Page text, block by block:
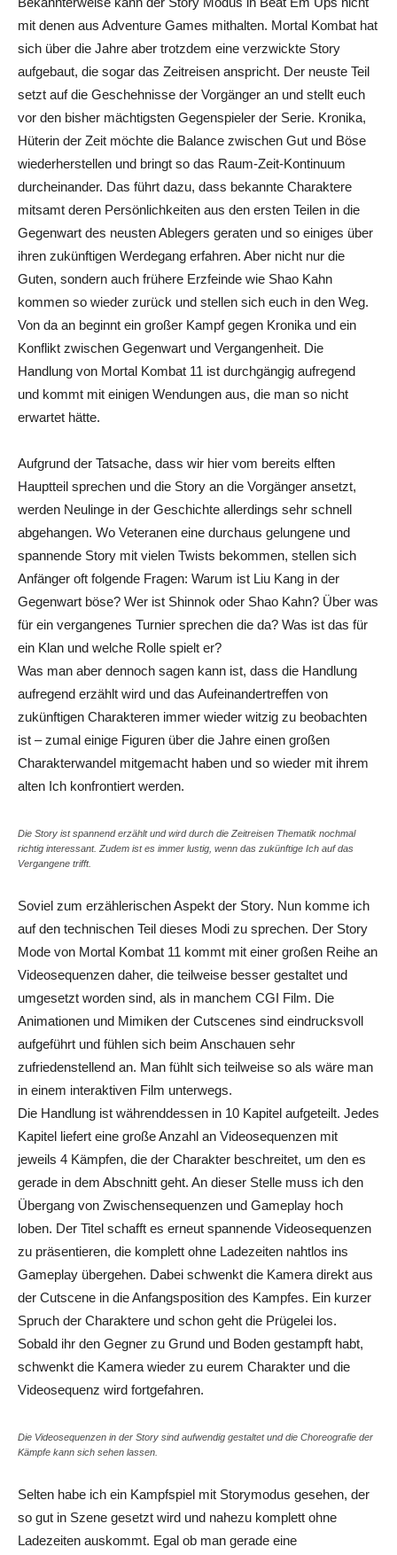
mit denen aus Adventure Games mithalten. Mortal Kombat hat
sich über die Jahre aber trotzdem eine verzwickte Story
aufgebaut, die sogar das Zeitreisen anspricht. Der neuste Teil
setzt auf die Geschehnisse der Vorgänger an und stellt euch
vor den bisher mächtigsten Gegenspieler der Serie. Kronika,
Hüterin der Zeit möchte die Balance zwischen Gut und Böse
wiederherstellen und bringt so das Raum-Zeit-Kontinuum
durcheinander. Das führt dazu, dass bekannte Charaktere
mitsamt deren Persönlichkeiten aus den ersten Teilen in die
Gegenwart des neusten Ablegers geraten und so einiges über
ihren zukünftigen Werdegang erfahren. Aber nicht nur die
Guten, sondern auch frühere Erzfeinde wie Shao Kahn
kommen so wieder zurück und stellen sich euch in den Weg.
Von da an beginnt ein großer Kampf gegen Kronika und ein
Konflikt zwischen Gegenwart und Vergangenheit. Die
Handlung von Mortal Kombat 11 ist durchgängig aufregend
und kommt mit einigen Wendungen aus, die man so nicht
erwartet hätte.
Aufgrund der Tatsache, dass wir hier vom bereits elften
Hauptteil sprechen und die Story an die Vorgänger ansetzt,
werden Neulinge in der Geschichte allerdings sehr schnell
abgehangen. Wo Veteranen eine durchaus gelungene und
spannende Story mit vielen Twists bekommen, stellen sich
Anfänger oft folgende Fragen: Warum ist Liu Kang in der
Gegenwart böse? Wer ist Shinnok oder Shao Kahn? Über was
für ein vergangenes Turnier sprechen die da? Was ist das für
ein Klan und welche Rolle spielt er?
Was man aber dennoch sagen kann ist, dass die Handlung
aufregend erzählt wird und das Aufeinandertreffen von
zukünftigen Charakteren immer wieder witzig zu beobachten
ist – zumal einige Figuren über die Jahre einen großen
Charakterwandel mitgemacht haben und so wieder mit ihrem
alten Ich konfrontiert werden.
Die Story ist spannend erzählt und wird durch die Zeitreisen Thematik nochmal
richtig interessant. Zudem ist es immer lustig, wenn das zukünftige Ich auf das
Vergangene trifft.
Soviel zum erzählerischen Aspekt der Story. Nun komme ich
auf den technischen Teil dieses Modi zu sprechen. Der Story
Mode von Mortal Kombat 11 kommt mit einer großen Reihe an
Videosequenzen daher, die teilweise besser gestaltet und
umgesetzt worden sind, als in manchem CGI Film. Die
Animationen und Mimiken der Cutscenes sind eindrucksvoll
aufgeführt und fühlen sich beim Anschauen sehr
zufriedenstellend an. Man fühlt sich teilweise so als wäre man
in einem interaktiven Film unterwegs.
Die Handlung ist währenddessen in 10 Kapitel aufgeteilt. Jedes
Kapitel liefert eine große Anzahl an Videosequenzen mit
jeweils 4 Kämpfen, die der Charakter beschreitet, um den es
gerade in dem Abschnitt geht. An dieser Stelle muss ich den
Übergang von Zwischensequenzen und Gameplay hoch
loben. Der Titel schafft es erneut spannende Videosequenzen
zu präsentieren, die komplett ohne Ladezeiten nahtlos ins
Gameplay übergehen. Dabei schwenkt die Kamera direkt aus
der Cutscene in die Anfangsposition des Kampfes. Ein kurzer
Spruch der Charaktere und schon geht die Prügelei los.
Sobald ihr den Gegner zu Grund und Boden gestampft habt,
schwenkt die Kamera wieder zu eurem Charakter und die
Videosequenz wird fortgefahren.
Die Videosequenzen in der Story sind aufwendig gestaltet und die Choreografie der
Kämpfe kann sich sehen lassen.
Selten habe ich ein Kampfspiel mit Storymodus gesehen, der
so gut in Szene gesetzt wird und nahezu komplett ohne
Ladezeiten auskommt. Egal ob man gerade eine